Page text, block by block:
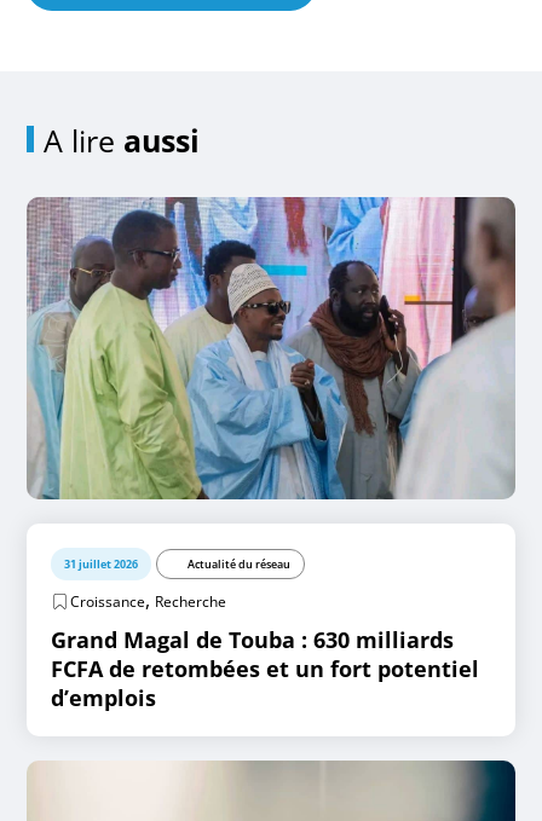
A lire aussi
31 juillet 2026 Actualité du réseau
Croissance, Recherche
Grand Magal de Touba : 630 milliards
FCFA de retombées et un fort potentiel
d’emplois